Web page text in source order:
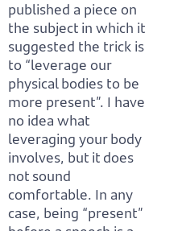
published a piece on
the subject in which it
suggested the trick is
to “leverage our
physical bodies to be
more present”. I have
no idea what
leveraging your body
involves, but it does
not sound
comfortable. In any
case, being “present”